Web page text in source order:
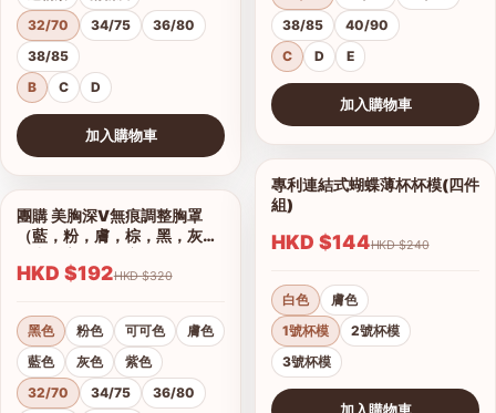
32/70
34/75
36/80
38/85
B
C D
加入購物車
1/17
查看圖片
團購 美胸深V無痕調整胸罩
（藍，粉，膚，棕，黑，灰）
HKD $192 HKD $320
黑色 粉色 可可色
膚色
藍色
灰色
紫色
32/70
34/75 36/80
38/85
40/90
C
D E
加入購物車
1/2
查看圖片
專利連結式蝴蝶薄杯杯模(四件
組)
HKD $144 HKD $240
白色
膚色
1號杯模
2號杯模
3號杯模